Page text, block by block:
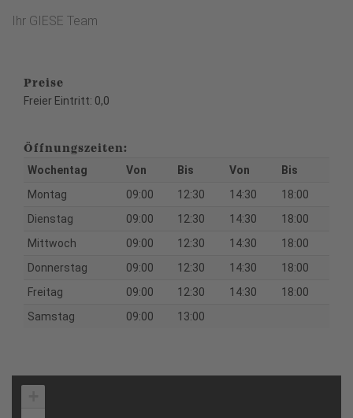
Ihr GIESE Team
Preise
Freier Eintritt: 0,0
Öffnungszeiten:
Wochentag Von Bis Von
Bis
Montag
09:00 12:30 14:30
18:00
Dienstag
09:00 12:30 14:30
18:00
Mittwoch
09:00 12:30 14:30
18:00
Donnerstag
09:00 12:30 14:30
18:00
Freitag
09:00 12:30 14:30
18:00
Samstag
09:00 13:00